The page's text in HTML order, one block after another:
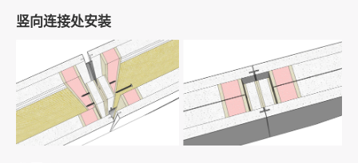
模块化部品系统
竖向连接处安装